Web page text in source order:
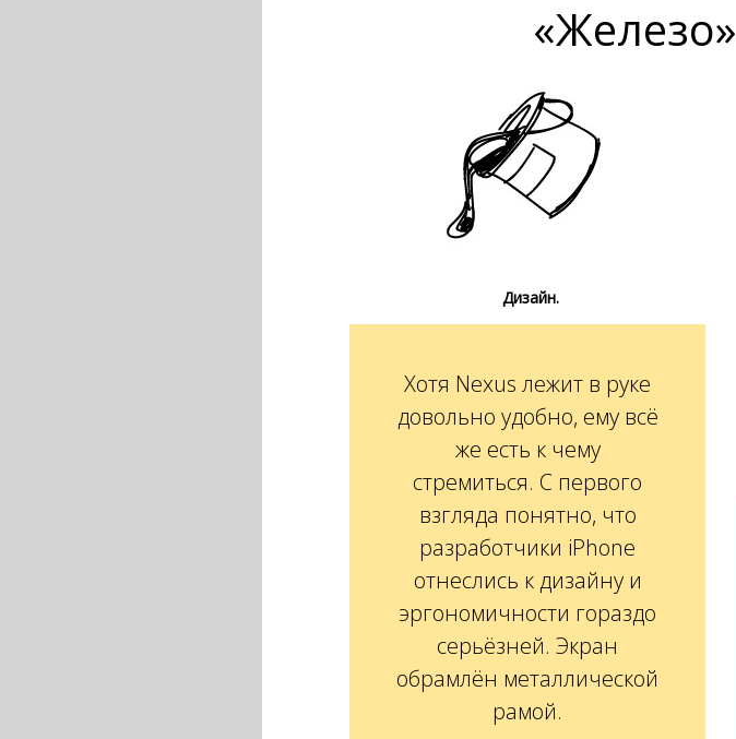
«Железо»
Дизайн.
Хотя Nexus лежит в руке
довольно удобно, ему всё
же есть к чему
стремиться. С первого
взгляда понятно, что
разработчики iPhone
отнеслись к дизайну и
эргономичности гораздо
серьёзней. Экран
обрамлён металлической
рамой.